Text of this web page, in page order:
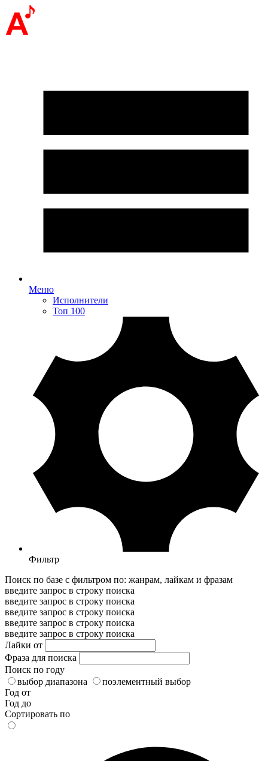
Меню
Исполнители
Топ 100
Фильтр
Поиск по базе с фильтром по: жанрам, лайкам и фразам
введите запрос в строку поиска
введите запрос в строку поиска
введите запрос в строку поиска
введите запрос в строку поиска
введите запрос в строку поиска
Лайки от
Фраза для поиска
Поиск по году
выбор диапазона
поэлементный выбор
Год от
Год до
Сортировать по